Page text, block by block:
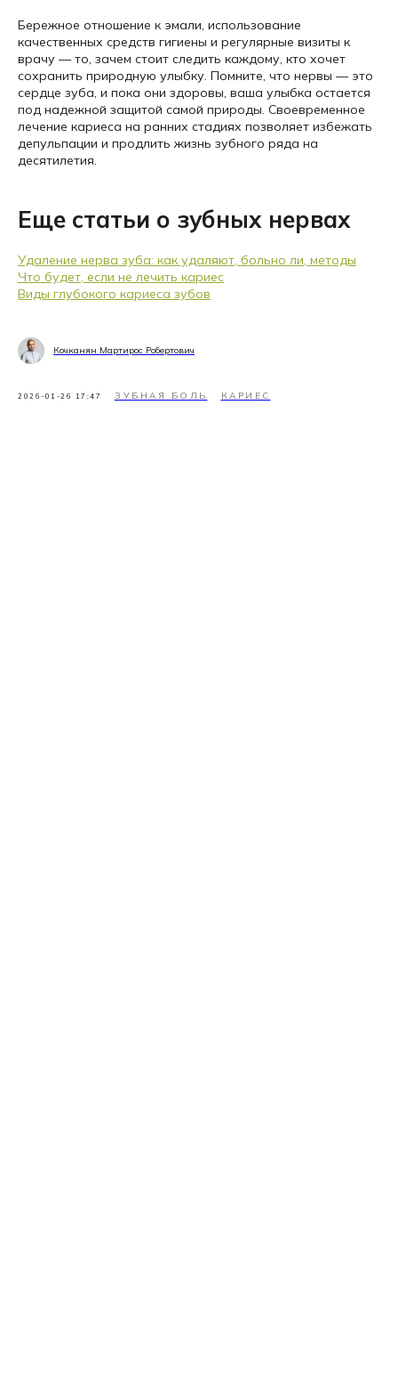
Бережное отношение к эмали, использование
качественных средств гигиены и регулярные визиты к
врачу — то, зачем стоит следить каждому, кто хочет
сохранить природную улыбку. Помните, что нервы — это
сердце зуба, и пока они здоровы, ваша улыбка остается
под надежной защитой самой природы. Своевременное
лечение кариеса на ранних стадиях позволяет избежать
депульпации и продлить жизнь зубного ряда на
десятилетия.
Еще статьи о зубных нервах
Удаление нерва зуба: как удаляют, больно ли, методы
Что будет, если не лечить кариес
Виды глубокого кариеса зубов
Кочканян Мартирос Робертович
2026-01-26 17:47 ЗУБНАЯ БОЛЬ КАРИЕС